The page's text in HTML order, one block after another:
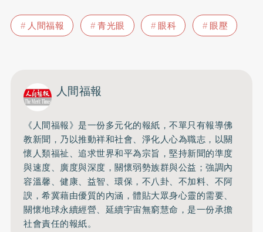
人間福報 青光眼 眼科 眼壓
人間福報
《人間福報》是一份多元化的報紙，不單只有報導佛
教新聞，乃以推動祥和社會、淨化人心為職志，以關
懷人類福祉、追求世界和平為宗旨，堅持新聞的準度
與速度、廣度與深度，關懷弱勢族群與公益；強調內
容溫馨、健康、益智、環保，不八卦、不加料、不阿
諛，希冀藉由優質的內涵，體貼大眾身心靈的需要、
關懷地球永續經營、延續宇宙無窮慧命，是一份承擔
社會責任的報紙。